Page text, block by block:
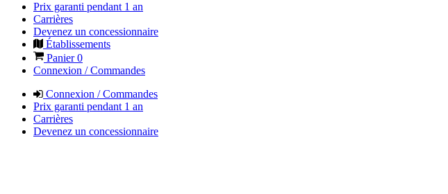
Prix garanti pendant 1 an
Carrières
Devenez un concessionnaire
Établissements
Panier0
Connexion / Commandes
Connexion / Commandes
Prix garanti pendant 1 an
Carrières
Devenez un concessionnaire